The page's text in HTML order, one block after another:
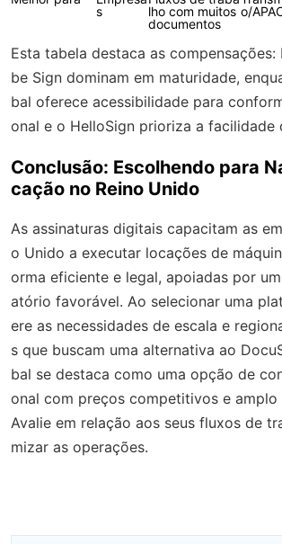
s
lho com muitos
documentos
o/
Esta tabela destaca as compensações:
be Sign dominam em maturidade,
bal oferece acessibilidade para
onal e o HelloSign prioriza a facilidade
Conclusão: Escolhendo para
cação no Reino Unido
As assinaturas digitais capacitam as
o Unido a executar locações de
orma eficiente e legal, apoiadas por
atório favorável. Ao selecionar uma
ere as necessidades de escala e
s que buscam uma alternativa ao
bal se destaca como uma opção de
onal com preços competitivos e
Avalie em relação aos seus fluxos de
mizar as operações.